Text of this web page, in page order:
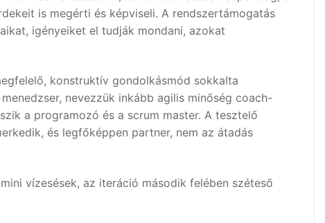
is megérti és képviseli. A rendszertámogatás
igényeiket el tudják mondani, azokat
konstruktív gondolkásmód sokkalta
nevezzük inkább agilis minőség coach-
a programozó és a scrum master. A tesztelő
és legfőképpen partner, nem az átadás
vízesések, az iteráció második felében széteső